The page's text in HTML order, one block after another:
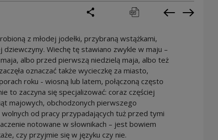
print pobierz Previous
Next
z młodej jodełki, przybraną wstążkami,
Wiechę tę stawiano zwykle w maju –
albo przed pierwszą niedzielą maja, albo też
oznaczać także wycieczkę za miasto,
roku - wiosną lub latem, połączoną często
to zaczyna się specjalizować: coraz częściej
majowych, obchodzonych pierwszego
od pracy przypadających tuż przed tymi
notowane w słownikach – jest bowiem
czy przyjmie się w języku czy nie.